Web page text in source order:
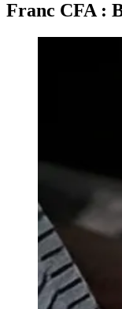
Franc CFA :